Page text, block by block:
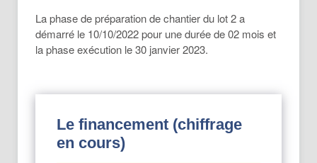
La phase de préparation de chantier du lot 2 a
démarré le 10/10/2022 pour une durée de 02 mois et
la phase exécution le 30 janvier 2023.
Le financement (chiffrage
en cours)